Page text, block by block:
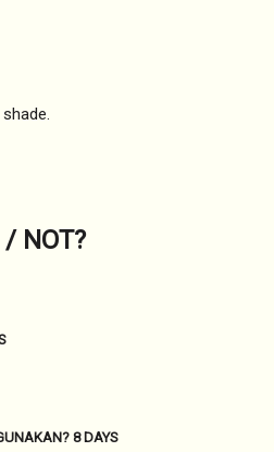
/ NOT?
8 DAYS